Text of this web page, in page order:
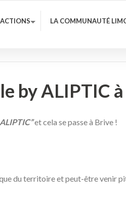
LA COMMUNAUTÉ
by ALIPTIC
et cela se passe à Brive !
du territoire et peut-être venir